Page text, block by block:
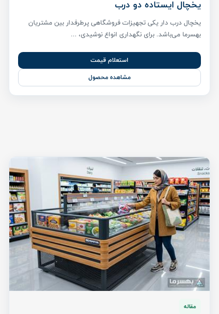
یخچال ایستاده دو درب
یخچال درب دار یکی تجهیزات فروشگاهی پر‌طرفدار بین مشتریان
بهسرما می‌باشد. برای نگهداری انواع نوشیدی، ...
استعلام قیمت
مشاهده محصول
مقاله